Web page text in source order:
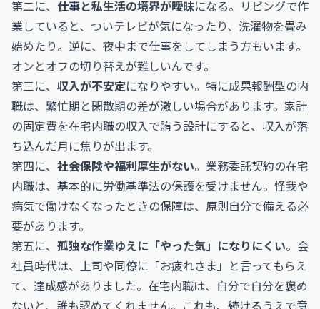
第二に、 仕事と私生活の境界が曖昧になる。リビングで作
業していると、ついテレビが気になったり、洗濯物を畳み
始めたり。逆に、夜中まで仕事をしてしまう方もいます。
オンとオフの切り替えが難しいんです。
第三に、 収入が不安定になりやすい。特に成果報酬型の内
職は、繁忙期と閑散期の差が激しい場合があります。家計
の固定費を在宅内職の収入で賄う設計にすると、収入が落
ち込んだ月に焦りが出ます。
第四に、 社会保険や福利厚生がない。業務委託契約の在宅
内職は、基本的に労働基準法の保護を受けません。怪我や
病気で働けなくなったときの保障は、原則自分で備える必
要があります。
第五に、 孤独な作業ゆえに「やった気」になりにくい。会
社員時代は、上司や同僚に「お疲れさま」と言ってもらえ
て、達成感がありました。在宅内職は、自分で自分を褒め
ないと、誰も認めてくれません。これも、続けるうえで意